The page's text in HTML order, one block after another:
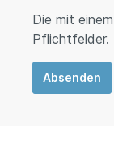
Die mit
Pflichtfelder.
Absenden